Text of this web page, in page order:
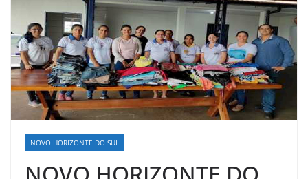
NOVO HORIZONTE DO SUL